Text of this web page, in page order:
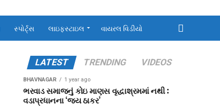
સ્પોર્ટ્સ લાઇફસ્ટાઇલ વાયરલ વિડીયો
LATEST TRENDING VIDEOS
BHAVNAGAR 1 year ago
ભરવાડ સમાજનું કોઇ માણસ વૃદ્ધાશ્રમમાં નથી :
વડાપ્રધાનના ‘જય ઠાકર’